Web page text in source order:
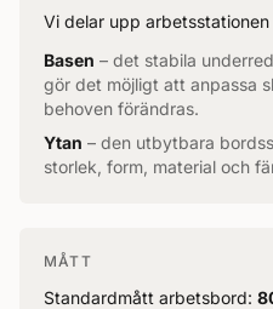
Vi delar upp
Basen – det stabila
gör det möjligt att anpassa
behoven förändras.
Ytan – den utbytbara
storlek, form, material och
MÅTT
Standardmått arbetsbord: